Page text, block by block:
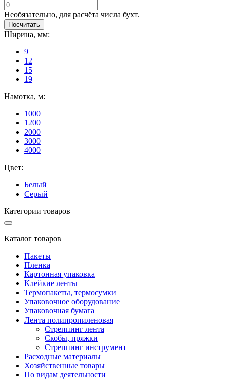
Необязательно, для расчёта числа бухт.
Посчитать
Ширина, мм:
9
12
15
19
Намотка, м:
1000
1200
2000
3000
4000
Цвет:
Белый
Серый
Категории товаров
Каталог товаров
Пакеты
Пленка
Картонная упаковка
Клейкие ленты
Термопакеты, термосумки
Упаковочное оборудование
Упаковочная бумага
Лента полипропиленовая
Стреппинг лента
Скобы, пряжки
Стреппинг инструмент
Расходные материалы
Хозяйственные товары
По видам деятельности